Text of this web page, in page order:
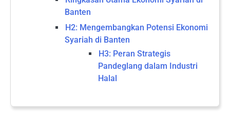
Banten
H2: Mengembangkan Potensi Ekonomi
Syariah di Banten
H3: Peran Strategis
Pandeglang dalam Industri
Halal